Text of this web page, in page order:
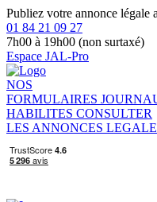
Publiez votre annonce légale
01 84 21 09 27
7h00 à 19h00 (non surtaxé)
Espace JAL-Pro
NOS
FORMULAIRES
HABILITES CONSULTER
LES ANNONCES